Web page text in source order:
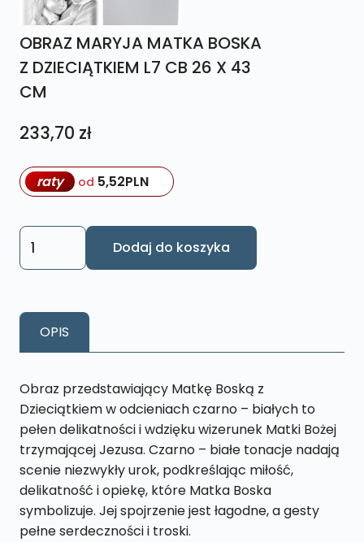
OBRAZ MARYJA MATKA BOSKA
Z DZIECIĄTKIEM L7 CB 26 X 43
CM
233,70 zł
raty od 5,52PLN
ilość
OBRAZ
BOSKA
L7
CB
26
X
43
CM
Dodaj do koszyka
OPIS
Obraz przedstawiający Matkę Boską z
Dzieciątkiem w odcieniach czarno – białych to
pełen delikatności i wdzięku wizerunek Matki Bożej
trzymającej Jezusa. Czarno – białe tonacje nadają
scenie niezwykły urok, podkreślając miłość,
delikatność i opiekę, które Matka Boska
symbolizuje. Jej spojrzenie jest łagodne, a gesty
pełne serdeczności i troski.